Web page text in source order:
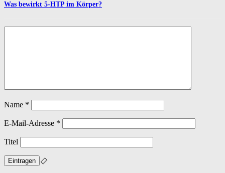
Was bewirkt 5-HTP im Körper?
Name *
E-Mail-Adresse *
Titel